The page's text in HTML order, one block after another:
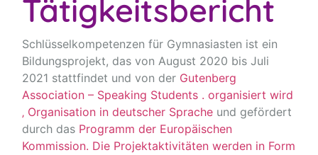
Tätigkeitsbericht
Schlüsselkompetenzen für Gymnasiasten ist ein
Bildungsprojekt, das von August 2020 bis Juli
2021 stattfindet und von der Gutenberg
Association – Speaking Students . organisiert wird
‚ Organisation in deutscher Sprache und gefördert
durch das Programm der Europäischen
Kommission. Die Projektaktivitäten werden in Form